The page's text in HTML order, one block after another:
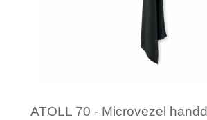
ATOLL 70 - Microvezel